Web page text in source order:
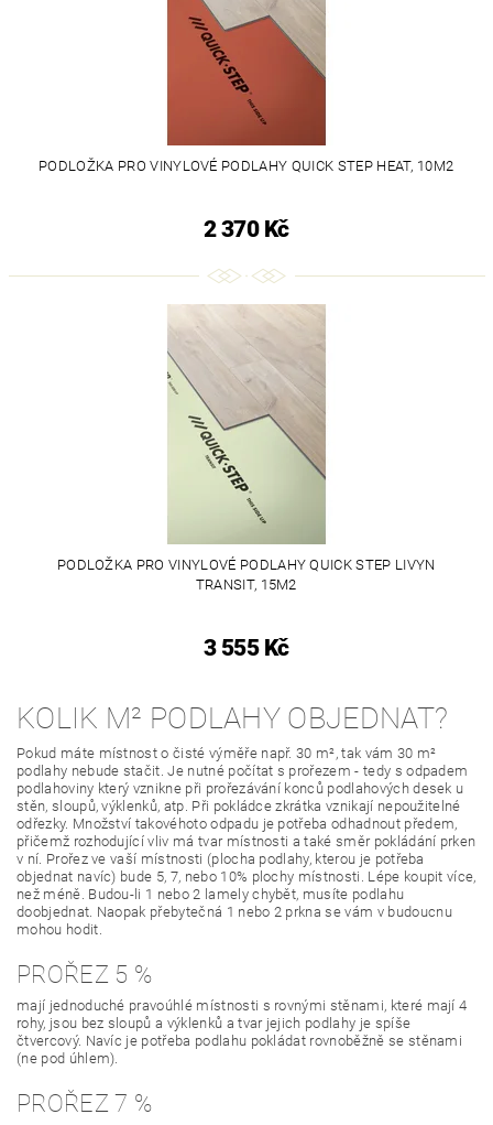
PODLOŽKA PRO VINYLOVÉ PODLAHY QUICK STEP HEAT, 10M2
2 370 Kč
PODLOŽKA PRO VINYLOVÉ PODLAHY QUICK STEP LIVYN
TRANSIT, 15M2
3 555 Kč
KOLIK M² PODLAHY OBJEDNAT?
Pokud máte místnost o čisté výměře např. 30 m², tak vám 30 m²
podlahy nebude stačit. Je nutné počítat s prořezem - tedy s odpadem
podlahoviny který vznikne při prořezávání konců podlahových desek u
stěn, sloupů, výklenků, atp. Při pokládce zkrátka vznikají nepoužitelné
odřezky. Množství takovéhoto odpadu je potřeba odhadnout předem,
přičemž rozhodující vliv má tvar místnosti a také směr pokládání prken
v ní. Prořez ve vaší místnosti (plocha podlahy, kterou je potřeba
objednat navíc) bude 5, 7, nebo 10% plochy místnosti. Lépe koupit více,
než méně. Budou-li 1 nebo 2 lamely chybět, musíte podlahu
doobjednat. Naopak přebytečná 1 nebo 2 prkna se vám v budoucnu
mohou hodit.
PROŘEZ 5 %
mají jednoduché pravoúhlé místnosti s rovnými stěnami, které mají 4
rohy, jsou bez sloupů a výklenků a tvar jejich podlahy je spíše
čtvercový. Navíc je potřeba podlahu pokládat rovnoběžně se stěnami
(ne pod úhlem).
PROŘEZ 7 %